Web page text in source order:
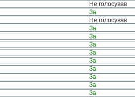
Не голосував
За
Не голосував
За
За
За
За
За
За
За
За
За